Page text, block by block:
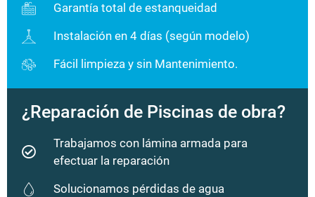
Garantía total de estanqueidad
Instalación en 4 días (según modelo)
Fácil limpieza y sin Mantenimiento.
¿Reparación de Piscinas de obra?
Trabajamos con lámina armada para
efectuar la reparación
Solucionamos pérdidas de agua